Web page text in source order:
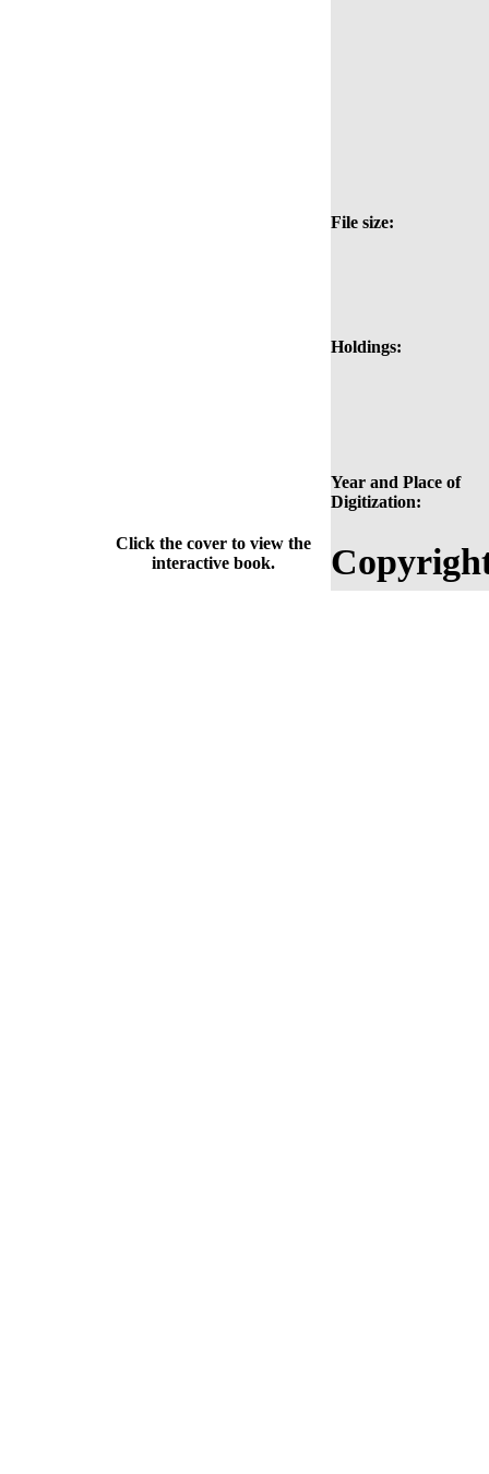
File size:
Holdings:
Year and Place of
Digitization:
Click the cover to view the
interactive book.